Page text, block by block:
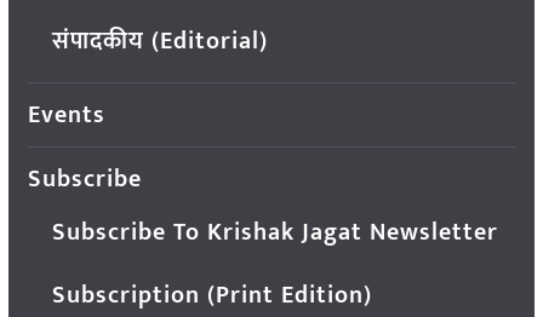
संपादकीय (Editorial)
Events
Subscribe
Subscribe To Krishak Jagat Newsletter
Subscription (Print Edition)